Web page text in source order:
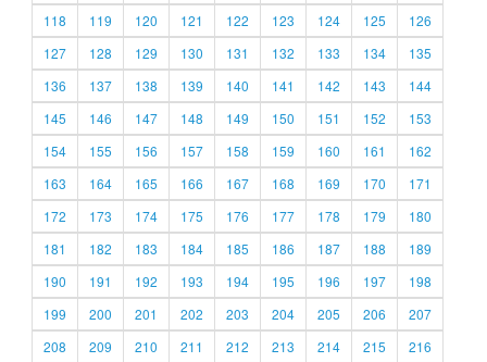
118
119 120 121 122 123 124 125
126
127
128 129 130 131 132 133 134
135
136
137 138 139 140 141 142 143
144
145
146 147 148 149 150 151 152
153
154
155 156 157 158 159 160 161
162
163
164 165 166 167 168 169 170
171
172
173 174 175 176 177 178 179
180
181
182 183 184 185 186 187 188
189
190
191 192 193 194 195 196 197
198
199
200 201 202 203 204 205 206
207
208
209 210 211 212 213 214 215
216